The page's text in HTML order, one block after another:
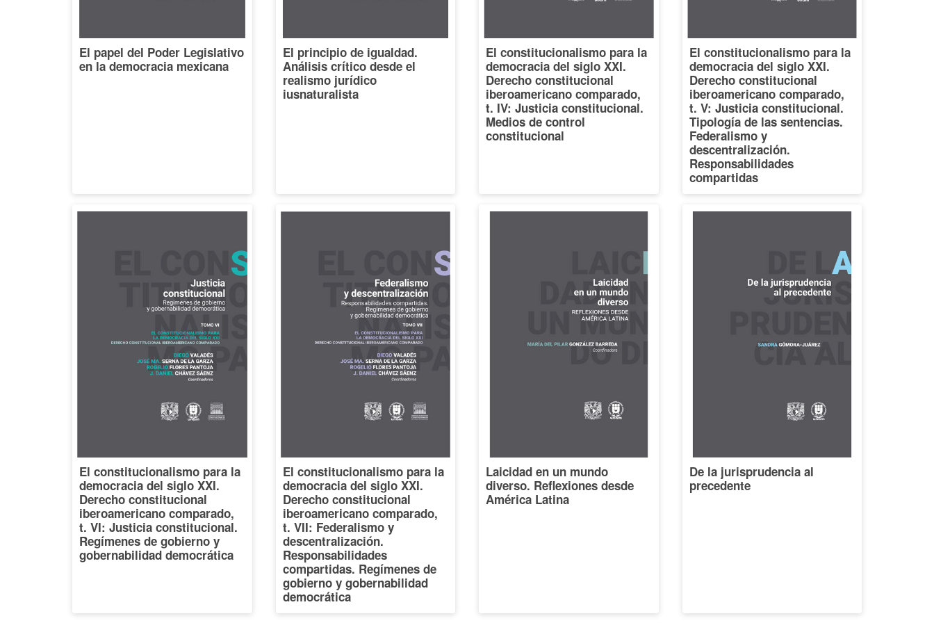
El papel del Poder Legislativo
en la democracia mexicana
El principio de igualdad.
Análisis crítico desde el
realismo jurídico
iusnaturalista
El constitucionalismo para la
democracia del siglo XXI.
Derecho constitucional
iberoamericano comparado,
t. IV: Justicia constitucional.
Medios de control
constitucional
El constitucionalismo para la
democracia del siglo XXI.
Derecho constitucional
iberoamericano comparado,
t. V: Justicia constitucional.
Tipología de las sentencias.
Federalismo y
descentralización.
Responsabilidades
compartidas
El constitucionalismo para la
democracia del siglo XXI.
Derecho constitucional
iberoamericano comparado,
t. VI: Justicia constitucional.
Regímenes de gobierno y
gobernabilidad democrática
El constitucionalismo para la
democracia del siglo XXI.
Derecho constitucional
iberoamericano comparado,
t. VII: Federalismo y
descentralización.
Responsabilidades
compartidas. Regímenes de
gobierno y gobernabilidad
democrática
Laicidad en un mundo
diverso. Reflexiones desde
América Latina
De la jurisprudencia al
precedente